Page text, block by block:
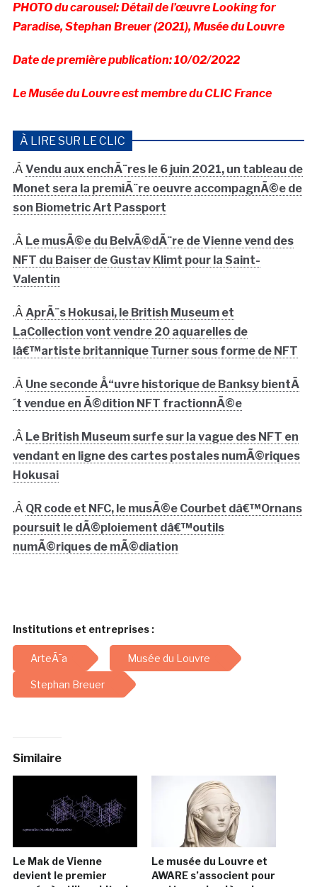
PHOTO du carousel: Détail de l’œuvreLooking for
Paradise, Stephan Breuer (2021), Musée du Louvre
Date de première publication: 10/02/2022
Le Musée du Louvre est membre du CLIC France
À LIRE SUR LE CLIC
.Â Vendu aux enchÃ¨res le 6 juin 2021, un tableau de
Monet sera la premiÃ¨re oeuvre accompagnÃ©e de
son Biometric Art Passport
.Â Le musÃ©e du BelvÃ©dÃ¨re de Vienne vend des
NFT du Baiser de Gustav Klimt pour la Saint-
Valentin
.Â AprÃ¨s Hokusai, le British Museum et
LaCollection vont vendre 20 aquarelles de
lâ€™artiste britannique Turner sous forme de NFT
.Â Une seconde Å“uvre historique de Banksy bientÃ
´t vendue en Ã©dition NFT fractionnÃ©e
.Â Le British Museum surfe sur la vague des NFT en
vendant en ligne des cartes postales numÃ©riques
Hokusai
.Â QR code et NFC, le musÃ©e Courbet dâ€™Ornans
poursuit le dÃ©ploiement dâ€™outils
numÃ©riques de mÃ©diation
Institutions et entreprises :
ArteÃ¯a Musée du Louvre
Stephan Breuer
Similaire
Le Mak de Vienne
devient le premier
Le musée du Louvre et
AWARE s’associent pour